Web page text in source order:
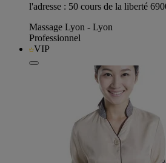
l'adresse : 50 cours de la liberté
Massage Lyon - Lyon
Professionnel
VIP